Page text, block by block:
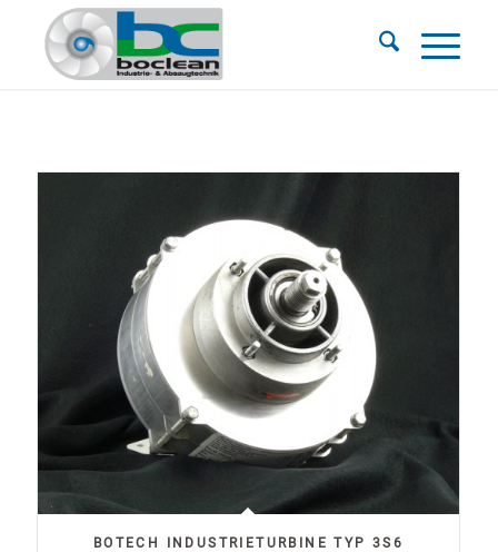
BOTECH INDUSTRIETURBINE TYP 3S6